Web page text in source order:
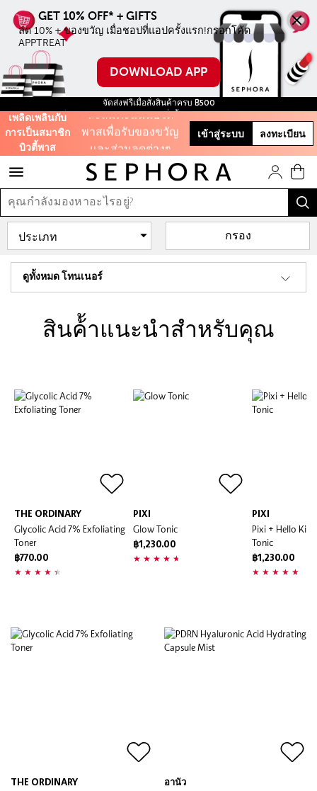
ลด 10% + ของขวัญ เมื่อชอปที่แอปครั้งแรก!กรอกโค้ด
APPTREAT
DOWNLOAD APP
จัดส่งฟรีเมื่อสั่งสินค้าครบ ฿500
ฟรี สินค้าขนาดทดลอง ทุกการสั่งซื้อ จนกว่าสินค้าจะหมด!
เพลิดเพลินกับ
การเป็นสมาชิก
บิวตี้พาส
ขั้นตำ่ เมื่อชอปบน
ออนไลน์ครั้งแรก
ใช้โค้ด WELCOME
สะสมคะแนนบิ้วตี้
พาสเพื่อรับของขวัญ
และส่วนลดต่างๆ
รับฟรี 50 คะแนน เมื่อ
สมัครสมาชิก
และสิทธิะิเศษอีก
เข้าสู่ระบบ ลงทะเบียน
ดูทั้งหมด โทนเนอร์
กรอง
สินค้้าแนะนำสำหรับคุณ
THE ORDINARY
Glycolic Acid 7% Exfoliating
Toner
฿770.00
PIXI
Glow Tonic
฿1,230.00
PIXI
Pixi + Hello
Tonic
฿1,230.00
THE ORDINARY อานัว